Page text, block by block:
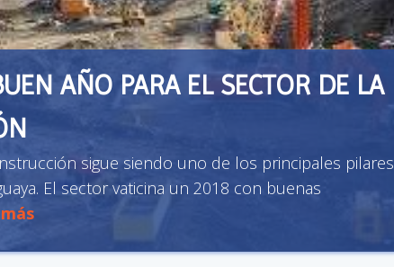
AÑO PARA EL SECTOR DE LA
sigue siendo uno de los principales pilares
El sector vaticina un 2018 con buenas